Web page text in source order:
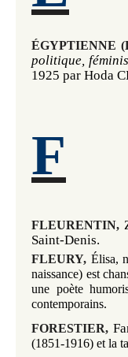
​ÉGYPTIENNE
politique,
1925 par Hoda
F
FLEURENTIN,
Saint-Denis.
FLEURY, Élisa,
naissance) est
une poète
contemporains.
FORESTIER,
(1851-1916) et la